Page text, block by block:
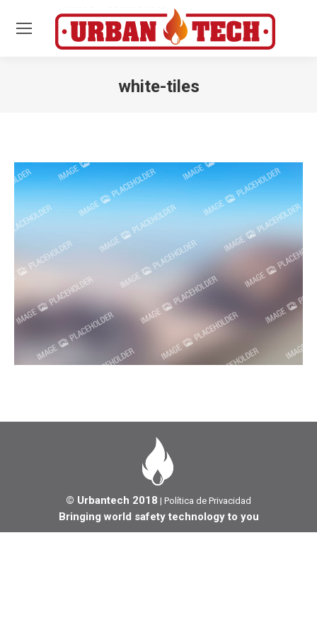
white-tiles
© Urbantech 2018 | Política de Privacidad
Bringing world safety technology to you